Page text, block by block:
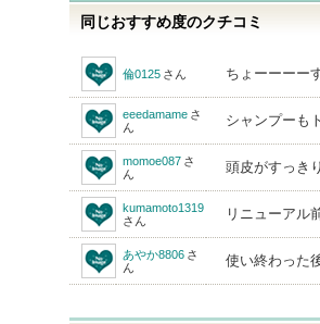
同じおすすめ度のクチコミ
倫0125 さん ちょーーーー
eeedamame さ
ん
シャンプーも
momoe087 さ
ん
頭皮がすっき
kumamoto1319
さん
リニューアル
あやか8806 さ
ん
使い終わった